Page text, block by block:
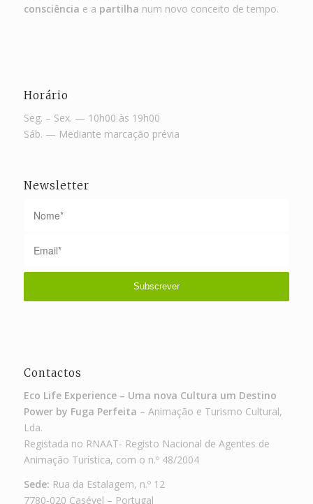
consciência e a partilha num novo conceito de tempo.
Horário
Seg. – Sex. — 10h00 às 19h00
Sáb. — Mediante marcação prévia
Newsletter
Contactos
Eco Life Experience – Uma nova Cultura um Destino
Power by Fuga Perfeita – Animação e Turismo Cultural,
Lda.
Registada no RNAAT- Registo Nacional de Agentes de
Animação Turística, com o n.º 48/2004
Sede: Rua da Estalagem, n.º 12
7780-020 Casével – Portugal